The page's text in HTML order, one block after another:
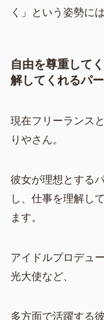
く」という姿勢に
自由を尊重して
解してくれるパ
現在フリーランス
りやさん。
彼女が理想とする
し、仕事を理解し
ます。
アイドルプロデュ
光大使など、
多方面で活躍する